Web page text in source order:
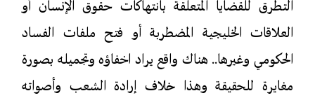
التطرق للقضايا المتعلقة بانتهاكات حقوق الإنسان أو
العلاقات الخليجية المضطربة أو فتح ملفات الفساد
الحكومي وغيرها.. هناك واقع يراد اخفاؤه وتجميله بصورة
مغايرة للحقيقة وهذا خلاف إرادة الشعب وأصواته